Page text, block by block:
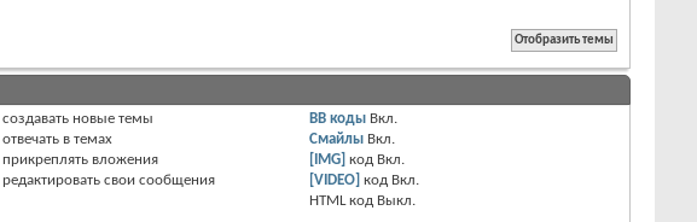
создавать новые темы
отвечать в темах
прикреплять вложения
редактировать свои сообщения
BB коды Вкл.
Смайлы Вкл.
[IMG] код Вкл.
[VIDEO] код Вкл.
HTML код Выкл.